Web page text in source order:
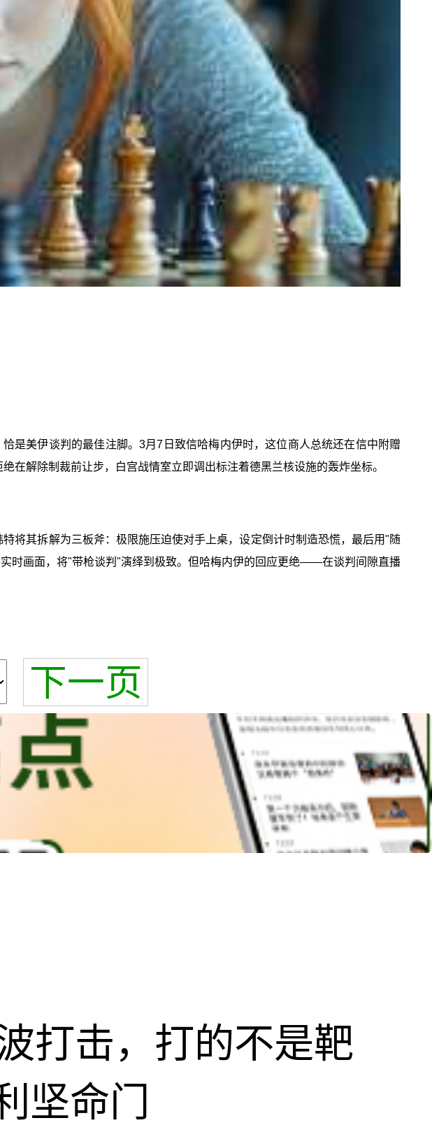
是美伊谈判的最佳注脚。3月7日致信哈梅内伊时，这位商人总统还在信中附赠
在解除制裁前让步，白宫战情室立即调出标注着德黑兰核设施的轰炸坐标。
将其拆解为三板斧：极限施压迫使对手上桌，设定倒计时制造恐慌，最后用"随
时画面，将"带枪谈判"演绎到极致。但哈梅内伊的回应更绝——在谈判间隙直播
下一页
打击，打的不是靶
坚命门